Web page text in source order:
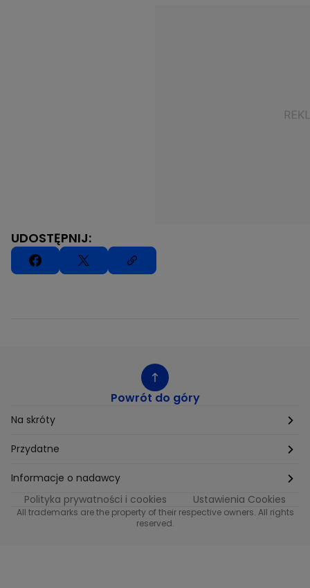
UDOSTĘPNIJ:
Powrót do góry
Na skróty
Etyka
Supplier Diversity
Polityka podatkowa
Przydatne
Biuro Prasowe
Biuro Reklamy
Informacje o nadawcy
Informacje o nadawcy programu METRO
Polityka prywatności i cookies Ustawienia Cookies
All trademarks are the property of their respective owners. All rights
reserved.